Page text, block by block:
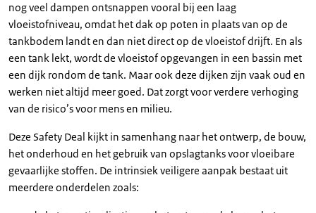
nog veel dampen ontsnappen vooral bij een laag
vloeistofniveau, omdat het dak op poten in plaats van op de
tankbodem landt en dan niet direct op de vloeistof drijft. En als
een tank lekt, wordt de vloeistof opgevangen in een bassin met
een dijk rondom de tank. Maar ook deze dijken zijn vaak oud en
werken niet altijd meer goed. Dat zorgt voor verdere verhoging
van de risico’s voor mens en milieu.
Deze Safety Deal kijkt in samenhang naar het ontwerp, de bouw,
het onderhoud en het gebruik van opslagtanks voor vloeibare
gevaarlijke stoffen. De intrinsiek veiligere aanpak bestaat uit
meerdere onderdelen zoals: